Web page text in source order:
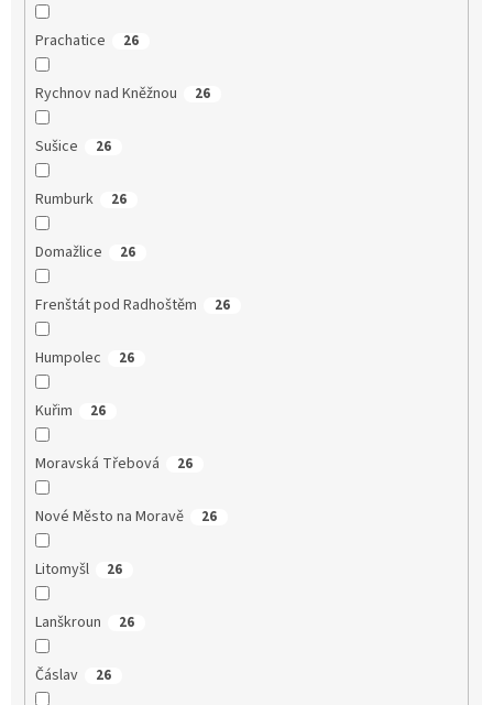
Prachatice 26
Rychnov nad Kněžnou 26
Sušice 26
Rumburk 26
Domažlice 26
Frenštát pod Radhoštěm 26
Humpolec 26
Kuřim 26
Moravská Třebová 26
Nové Město na Moravě 26
Litomyšl 26
Lanškroun 26
Čáslav 26